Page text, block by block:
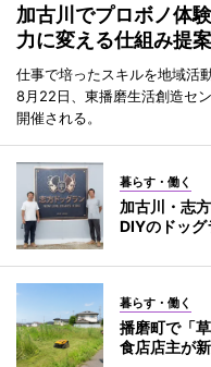
加古川でプロボノ体
力に変える仕組み提案
仕事で培ったスキルを地域活
8月22日、東播磨生活創造セ
開催される。
暮らす・働く
加古川・志
DIYのドッグ
暮らす・働く
播磨町で「
食店店主が